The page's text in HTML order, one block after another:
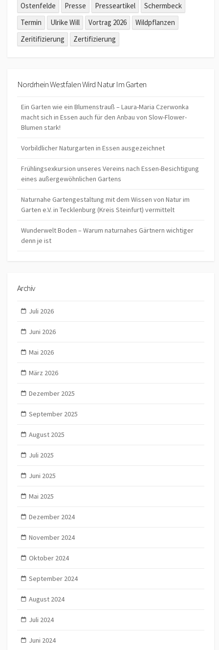
Ostenfelde Presse Presseartikel
Schermbeck
Termin
Ulrike Will Vortrag 2026
Wildpflanzen
Zeritifizierung
Zertifizierung
Nordrhein Westfalen Wird Natur Im Garten
Ein Garten wie ein Blumenstrauß – Laura-Maria Czerwonka
macht sich in Essen auch für den Anbau von Slow-Flower-
Blumen stark!
Vorbildlicher Naturgarten in Essen ausgezeichnet
Frühlingsexkursion unseres Vereins nach Essen-Besichtigung
eines außergewöhnlichen Gartens
Naturnahe Gartengestaltung mit dem Wissen von Natur im
Garten e.V. in Tecklenburg (Kreis Steinfurt) vermittelt
Wunderwelt Boden – Warum naturnahes Gärtnern wichtiger
denn je ist
Archiv
Juli 2026
Juni 2026
Mai 2026
März 2026
Dezember 2025
September 2025
August 2025
Juli 2025
Juni 2025
Mai 2025
Dezember 2024
November 2024
Oktober 2024
September 2024
August 2024
Juli 2024
Juni 2024